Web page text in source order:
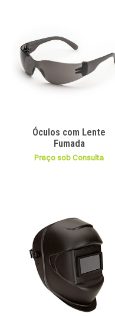
Óculos com Lente
Fumada
Preço sob Consulta